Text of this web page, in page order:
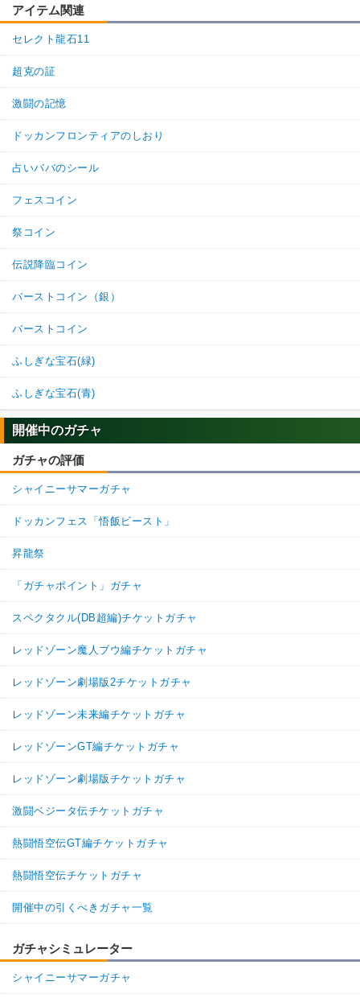
アイテム関連
セレクト龍石11
超克の証
激闘の記憶
ドッカンフロンティアのしおり
占いババのシール
フェスコイン
祭コイン
伝説降臨コイン
バーストコイン（銀）
バーストコイン
ふしぎな宝石(緑)
ふしぎな宝石(青)
開催中のガチャ
ガチャの評価
シャイニーサマーガチャ
ドッカンフェス「悟飯ビースト」
昇龍祭
「ガチャポイント」ガチャ
スペクタクル(DB超編)チケットガチャ
レッドゾーン魔人ブウ編チケットガチャ
レッドゾーン劇場版2チケットガチャ
レッドゾーン未来編チケットガチャ
レッドゾーンGT編チケットガチャ
レッドゾーン劇場版チケットガチャ
激闘ベジータ伝チケットガチャ
熱闘悟空伝GT編チケットガチャ
熱闘悟空伝チケットガチャ
開催中の引くべきガチャ一覧
ガチャシミュレーター
シャイニーサマーガチャ